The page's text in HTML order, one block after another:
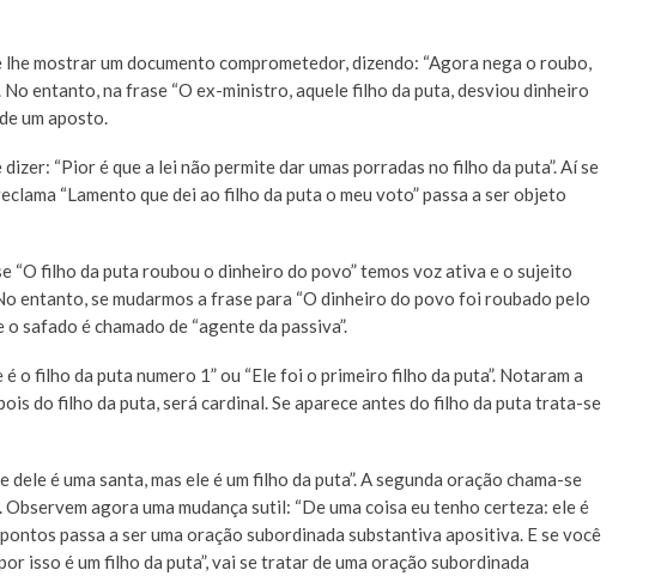
mostrar um documento comprometedor, dizendo: “Agora nega o roubo,
entanto, na frase “O ex-ministro, aquele filho da puta, desviou dinheiro
um aposto.
“Pior é que a lei não permite dar umas porradas no filho da puta”. Aí se
“Lamento que dei ao filho da puta o meu voto” passa a ser objeto
“O filho da puta roubou o dinheiro do povo” temos voz ativa e o sujeito
entanto, se mudarmos a frase para “O dinheiro do povo foi roubado pelo
safado é chamado de “agente da passiva”.
o filho da puta numero 1” ou “Ele foi o primeiro filho da puta”. Notaram a
do filho da puta, será cardinal. Se aparece antes do filho da puta trata-se
dele é uma santa, mas ele é um filho da puta”. A segunda oração chama-se
agora uma mudança sutil: “De uma coisa eu tenho certeza: ele é
passa a ser uma oração subordinada substantiva apositiva. E se você
isso é um filho da puta”, vai se tratar de uma oração subordinada